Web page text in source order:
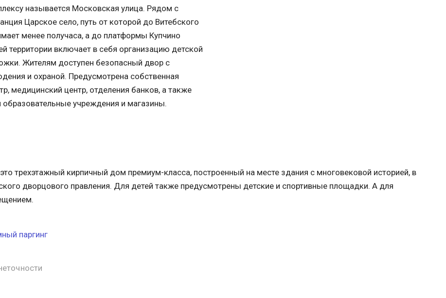
называется Московская улица. Рядом с
Царское село, путь от которой до Витебского
менее получаса, а до платформы Купчино
территории включает в себя организацию детской
Жителям доступен безопасный двор с
и охраной. Предусмотрена собственная
медицинский центр, отделения банков, а также
учреждения и магазины.
трехэтажный кирпичный дом премиум-класса, построенный на месте здания с многовековой историей, в
дворцового правления. Для детей также предусмотрены детские и спортивные площадки. А для
паргинг